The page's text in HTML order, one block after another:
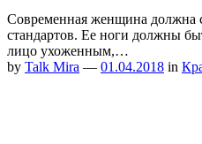
Современная женщина должна
стандартов. Ее ноги должны
лицо ухоженным,…
by Talk Mira — 01.04.2018 in